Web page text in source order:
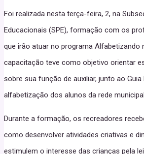
Foi realizada nesta terça-feira, 2, na
Educacionais (SPE), formação com os
que irão atuar no programa Alfabetizando
capacitação teve como objetivo orientar
sobre sua função de auxiliar, junto ao
alfabetização dos alunos da rede
Durante a formação, os recreadores
como desenvolver atividades criativas e
estimulem o interesse das crianças pela